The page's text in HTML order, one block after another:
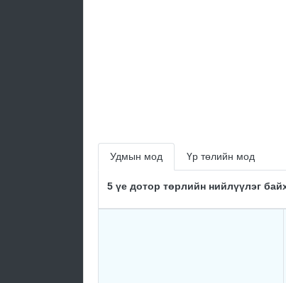
Удмын мод Үр төлийн мод
5 үе дотор төрлийн нийлүүлэг